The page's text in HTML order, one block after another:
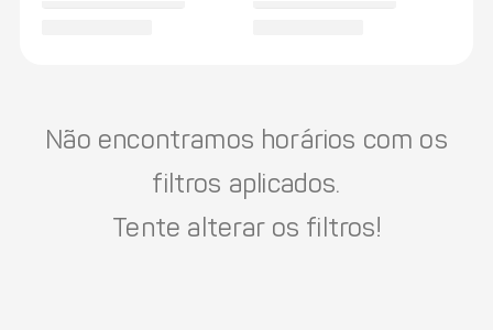
Não encontramos horários com os
filtros aplicados.
Tente alterar os filtros!